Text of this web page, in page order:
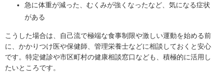
急に体重が減った、むくみが強くなったなど、気になる症状
がある
こうした場合は、自己流で極端な食事制限や激しい運動を始める前
に、かかりつけ医や保健師、管理栄養士などに相談しておくと安心
です。特定健診や市区町村の健康相談窓口なども、積極的に活用し
たいところです。